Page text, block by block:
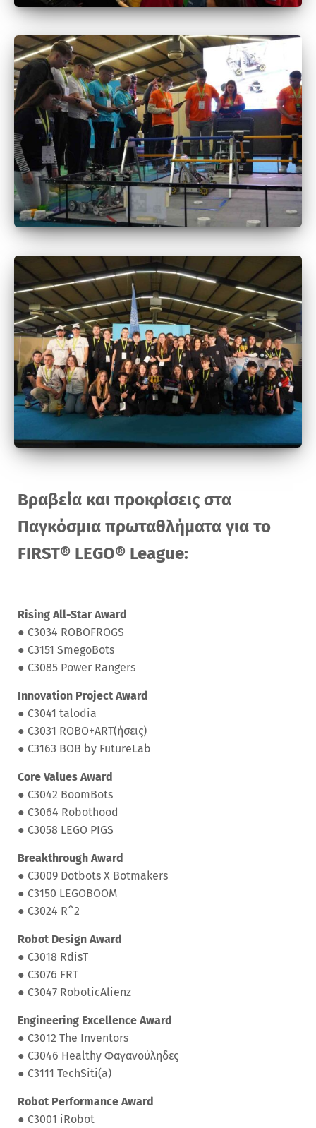
Βραβεία και προκρίσεις στα
Παγκόσμια πρωταθλήματα για το
FIRST® LEGO® League:
Rising All-Star Award
● C3034 ROBOFROGS
● C3151 SmegoBots
● C3085 Power Rangers
Innovation Project Award
● C3041 talodia
● C3031 ROBO+ART(ήσεις)
● C3163 BOB by FutureLab
Core Values Award
● C3042 BoomBots
● C3064 Robothood
● C3058 LEGO PIGS
Breakthrough Award
● C3009 Dotbots X Botmakers
● C3150 LEGOBOOM
● C3024 R^2
Robot Design Award
● C3018 RdisT
● C3076 FRT
● C3047 RoboticAlienz
Engineering Excellence Award
● C3012 The Inventors
● C3046 Healthy Φαγανούληδες
● C3111 TechSiti(a)
Robot Performance Award
● C3001 iRobot